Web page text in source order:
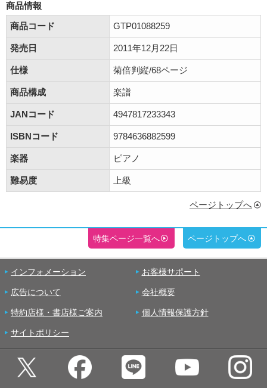
商品情報
商品コード
GTP01088259
発売日 2011年12月22日
仕様 菊倍判縦/68ページ
商品構成 楽譜
JANコード 4947817233343
ISBNコード 9784636882599
楽器 ピアノ
難易度 上級
ページトップへ
特集ページ一覧へ ページトップへ
インフォメーション お客様サポート
広告について 会社概要
特約店様・書店様ご案内 個人情報保護方針
サイトポリシー